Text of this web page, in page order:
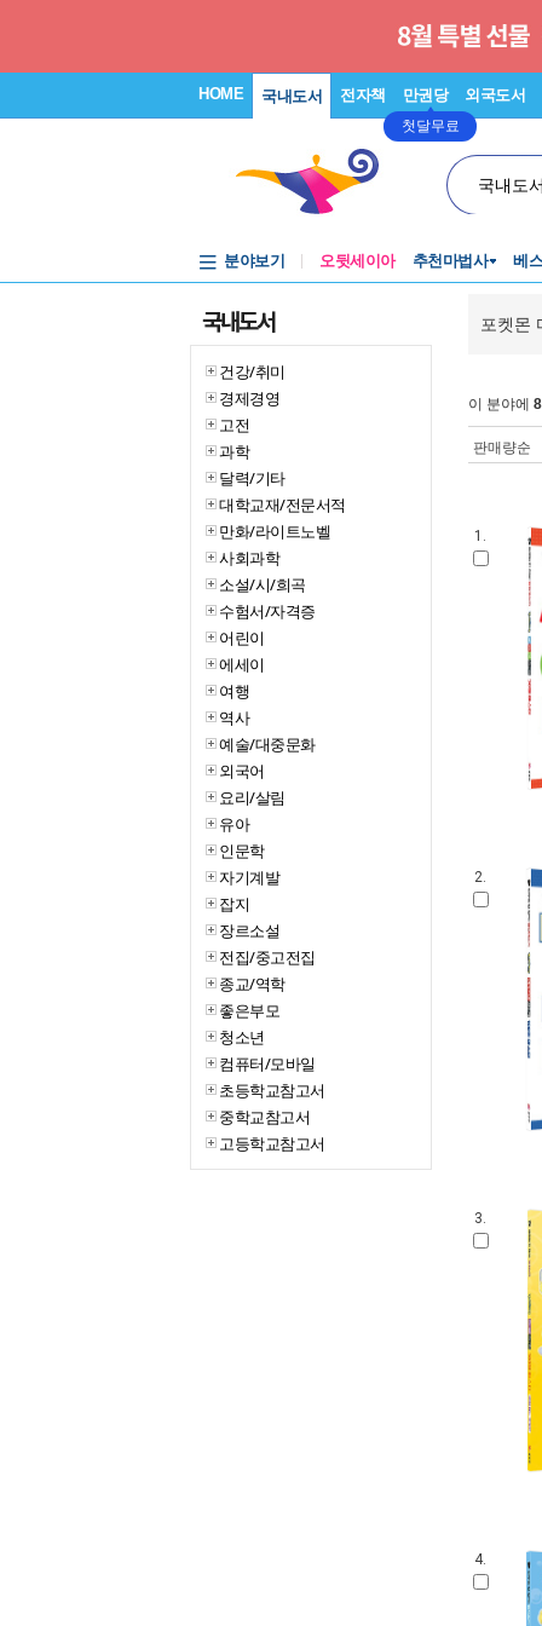
HOME 국내도서 전자책 만권당
첫달무료
외국도서
국내도
분야보기 오뒷세이아 추천마법사 베
국내도서
건강/취미
경제경영
고전
과학
달력/기타
대학교재/전문서적
만화/라이트노벨
사회과학
소설/시/희곡
수험서/자격증
어린이
에세이
여행
역사
예술/대중문화
외국어
요리/살림
유아
인문학
자기계발
잡지
장르소설
전집/중고전집
종교/역학
좋은부모
청소년
컴퓨터/모바일
초등학교참고서
중학교참고서
고등학교참고서
포켓몬
이 분야에 8
판매량순
1.
2.
3.
4.